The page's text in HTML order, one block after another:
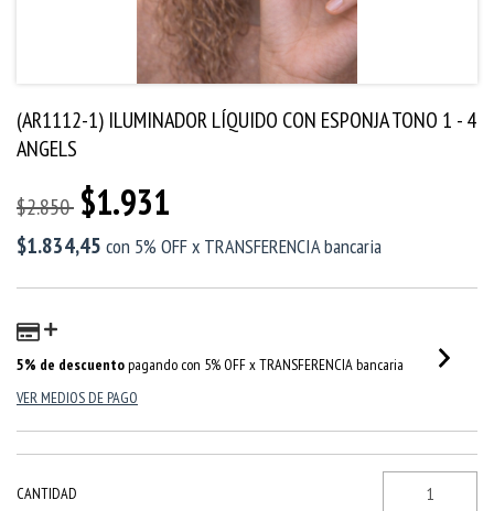
(AR1112-1) ILUMINADOR LÍQUIDO CON ESPONJA TONO 1 - 4
ANGELS
$2.850 $1.931
$1.834,45 con 5% OFF x TRANSFERENCIA bancaria
5% de descuentopagando con 5% OFF x TRANSFERENCIA bancaria
VER MEDIOS DE PAGO
CANTIDAD